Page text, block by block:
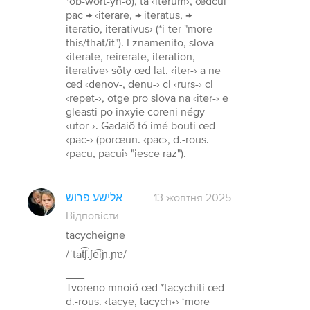
pac → ‹iterare, → iteratus, →
iteratio, iterativus› (*i-ter "more
this/that/it"). I znamenito, slova
‹iterate, reirerate, iteration,
iterative› sõty œd lat. ‹iter-› a ne
œd ‹denov-, denu-› ci ‹rurs-› ci
‹repet-›, otge pro slova na ‹iter-› e
gleasti po inxyie coreni négy
‹utor-›. Gadaiõ tó imé bouti œd
‹pac-› (porœun. ‹pac›, d.-rous.
‹pacu, pacui› "iesce raz").
אלישע פרוש
13 жовтня 2025
Відповісти
tacycheigne
/ˈtat͡ʃ.ʃe͡iɲ.ɲɐ/
Tvoreno mnoiõ œd *tacychiti œd
d.-rous. ‹tacye, tacych•› ‘more